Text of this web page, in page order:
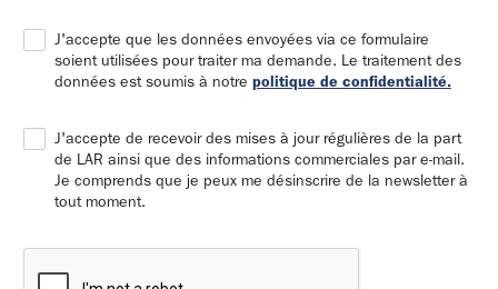
J'accepte que les données envoyées via ce formulaire
soient utilisées pour traiter ma demande. Le traitement des
données est soumis à notre politique de confidentialité.
J'accepte de recevoir des mises à jour régulières de la part
de LAR ainsi que des informations commerciales par e-mail.
Je comprends que je peux me désinscrire de la newsletter à
tout moment.